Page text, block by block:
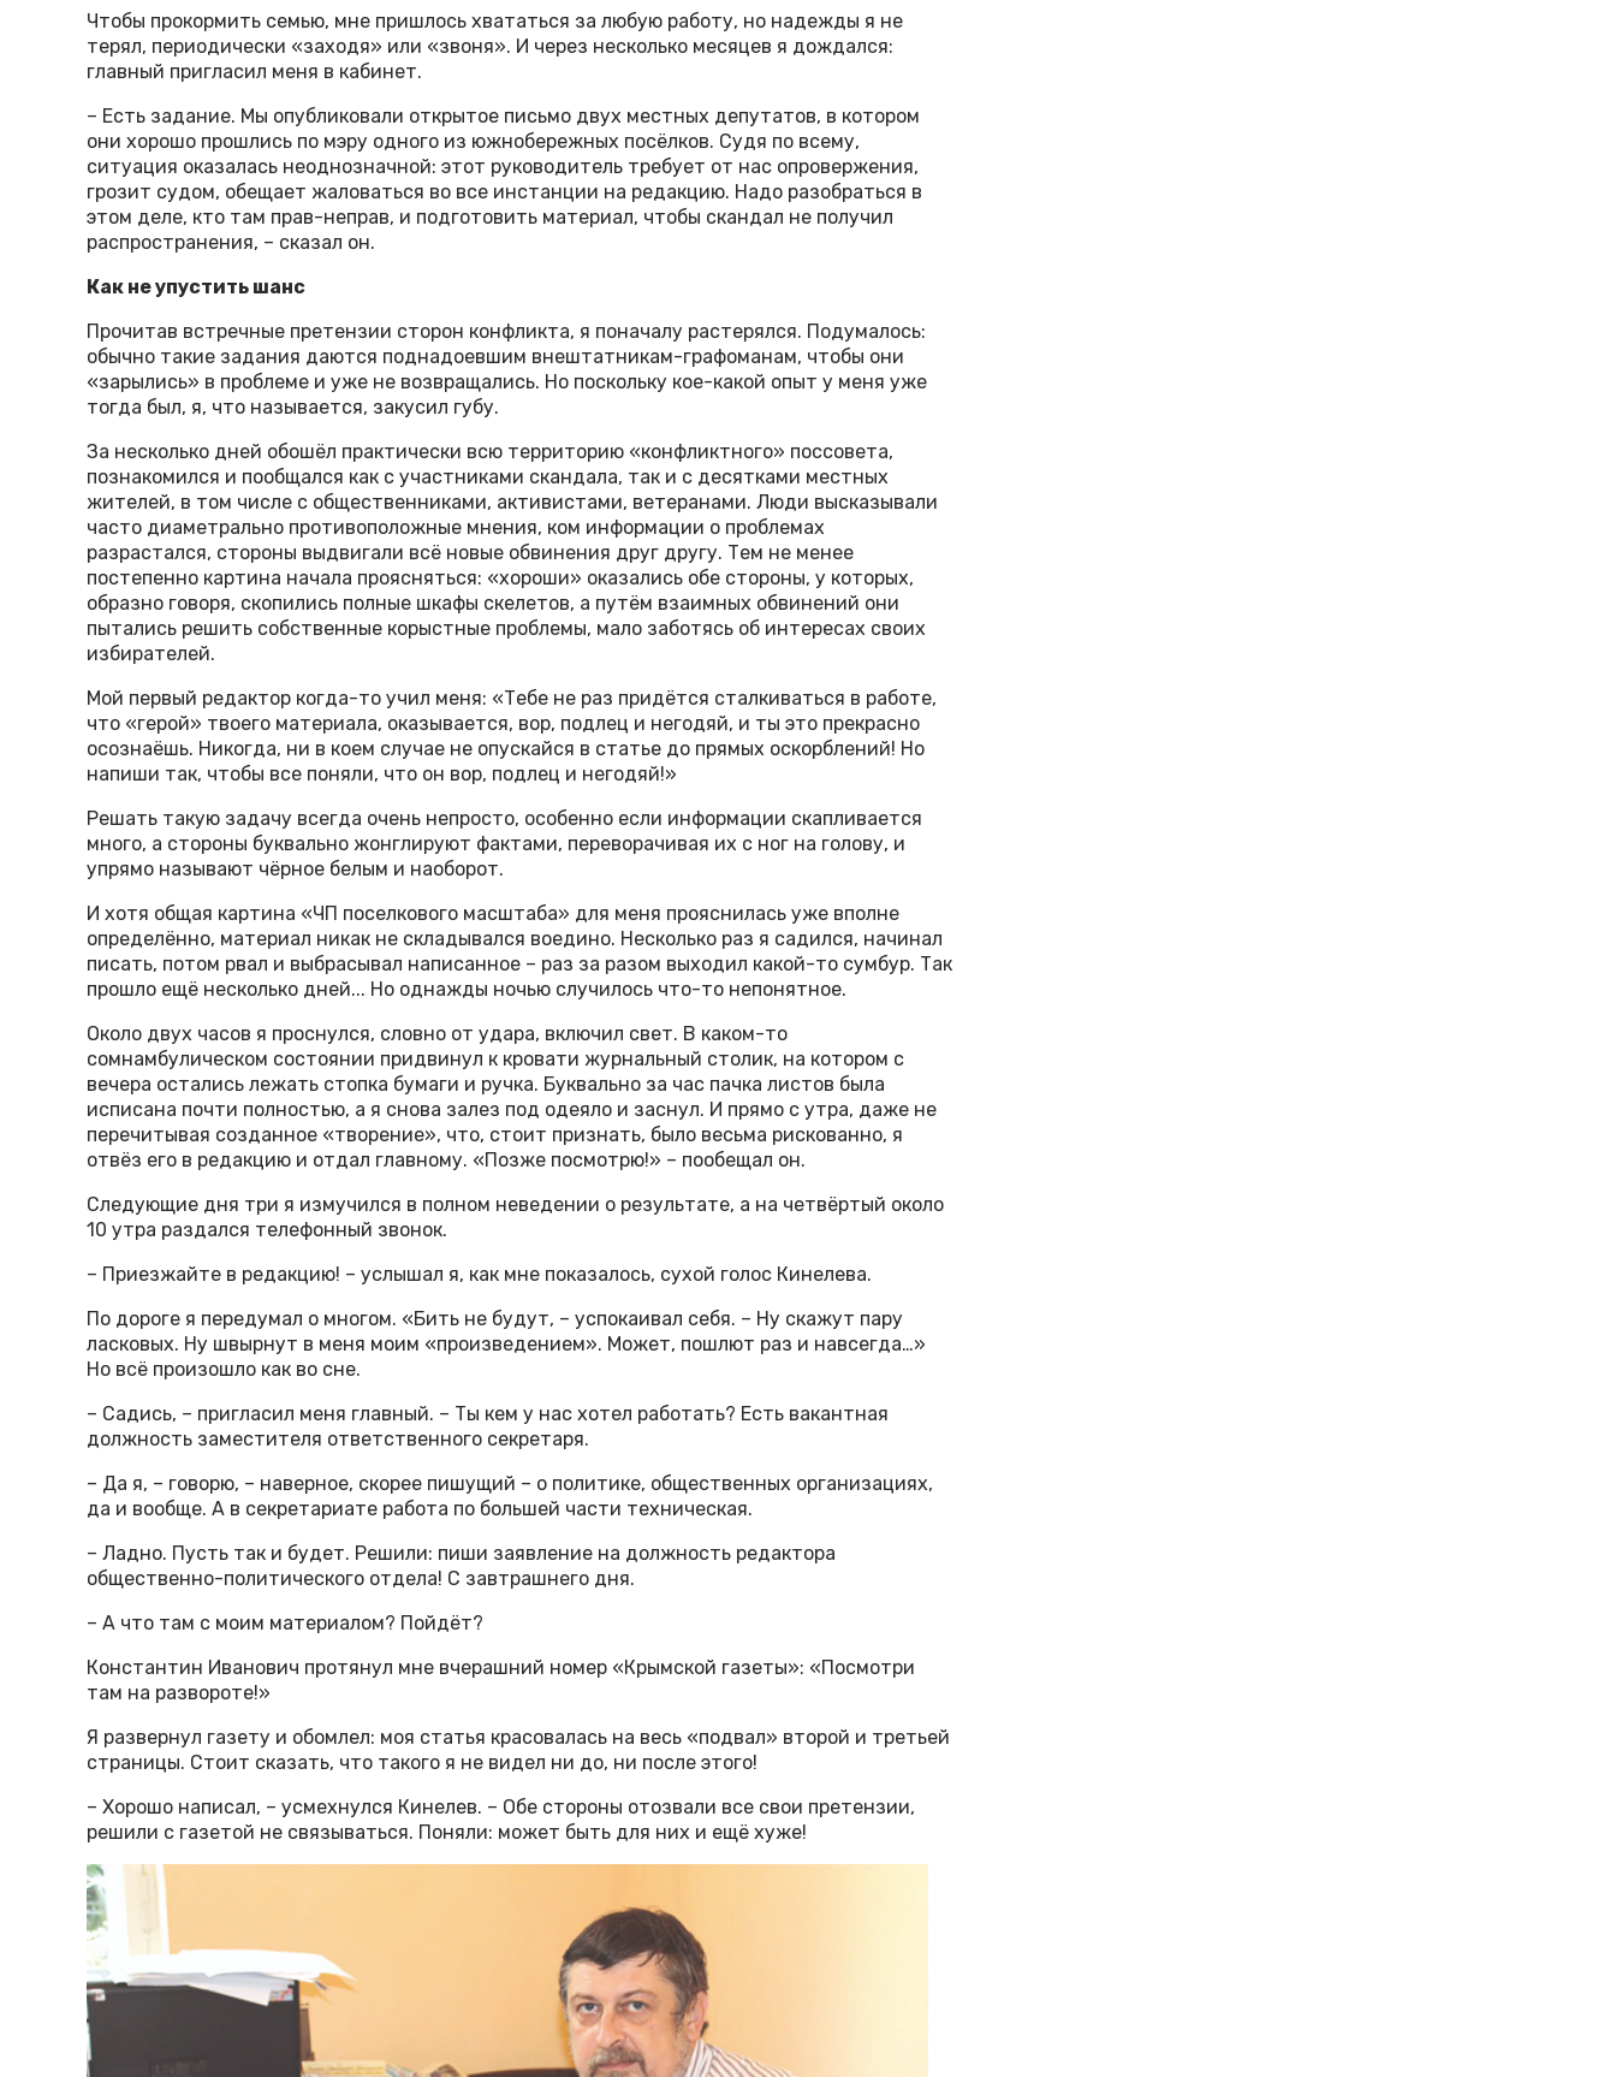
Чтобы прокормить семью, мне пришлось хвататься за любую работу, но надежды я не
терял, периодически «заходя» или «звоня». И через несколько месяцев я дождался:
главный пригласил меня в кабинет.
– Есть задание. Мы опубликовали открытое письмо двух местных депутатов, в котором
они хорошо прошлись по мэру одного из южнобережных посёлков. Судя по всему,
ситуация оказалась неоднозначной: этот руководитель требует от нас опровержения,
грозит судом, обещает жаловаться во все инстанции на редакцию. Надо разобраться в
этом деле, кто там прав-неправ, и подготовить материал, чтобы скандал не получил
распространения, – сказал он.
Как не упустить шанс
Прочитав встречные претензии сторон конфликта, я поначалу растерялся. Подумалось:
обычно такие задания даются поднадоевшим внештатникам-графоманам, чтобы они
«зарылись» в проблеме и уже не возвращались. Но поскольку кое-какой опыт у меня уже
тогда был, я, что называется, закусил губу.
За несколько дней обошёл практически всю территорию «конфликтного» поссовета,
познакомился и пообщался как с участниками скандала, так и с десятками местных
жителей, в том числе с общественниками, активистами, ветеранами. Люди высказывали
часто диаметрально противоположные мнения, ком информации о проблемах
разрастался, стороны выдвигали всё новые обвинения друг другу. Тем не менее
постепенно картина начала проясняться: «хороши» оказались обе стороны, у которых,
образно говоря, скопились полные шкафы скелетов, а путём взаимных обвинений они
пытались решить собственные корыстные проблемы, мало заботясь об интересах своих
избирателей.
Мой первый редактор когда-то учил меня: «Тебе не раз придётся сталкиваться в работе,
что «герой» твоего материала, оказывается, вор, подлец и негодяй, и ты это прекрасно
осознаёшь. Никогда, ни в коем случае не опускайся в статье до прямых оскорблений! Но
напиши так, чтобы все поняли, что он вор, подлец и негодяй!»
Решать такую задачу всегда очень непросто, особенно если информации скапливается
много, а стороны буквально жонглируют фактами, переворачивая их с ног на голову, и
упрямо называют чёрное белым и наоборот.
И хотя общая картина «ЧП поселкового масштаба» для меня прояснилась уже вполне
определённо, материал никак не складывался воедино. Несколько раз я садился, начинал
писать, потом рвал и выбрасывал написанное – раз за разом выходил какой-то сумбур. Так
прошло ещё несколько дней... Но однажды ночью случилось что-то непонятное.
Около двух часов я проснулся, словно от удара, включил свет. В каком-то
сомнамбулическом состоянии придвинул к кровати журнальный столик, на котором с
вечера остались лежать стопка бумаги и ручка. Буквально за час пачка листов была
исписана почти полностью, а я снова залез под одеяло и заснул. И прямо с утра, даже не
перечитывая созданное «творение», что, стоит признать, было весьма рискованно, я
отвёз его в редакцию и отдал главному. «Позже посмотрю!» – пообещал он.
Следующие дня три я измучился в полном неведении о результате, а на четвёртый около
10 утра раздался телефонный звонок.
– Приезжайте в редакцию! – услышал я, как мне показалось, сухой голос Кинелева.
По дороге я передумал о многом. «Бить не будут, – успокаивал себя. – Ну скажут пару
ласковых. Ну швырнут в меня моим «произведением». Может, пошлют раз и навсегда…»
Но всё произошло как во сне.
– Садись, – пригласил меня главный. – Ты кем у нас хотел работать? Есть вакантная
должность заместителя ответственного секретаря.
– Да я, – говорю, – наверное, скорее пишущий – о политике, общественных организациях,
да и вообще. А в секретариате работа по большей части техническая.
– Ладно. Пусть так и будет. Решили: пиши заявление на должность редактора
общественно-политического отдела! С завтрашнего дня.
– А что там с моим материалом? Пойдёт?
Константин Иванович протянул мне вчерашний номер «Крымской газеты»: «Посмотри
там на развороте!»
Я развернул газету и обомлел: моя статья красовалась на весь «подвал» второй и третьей
страницы. Стоит сказать, что такого я не видел ни до, ни после этого!
– Хорошо написал, – усмехнулся Кинелев. – Обе стороны отозвали все свои претензии,
решили с газетой не связываться. Поняли: может быть для них и ещё хуже!